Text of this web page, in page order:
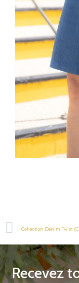
Recevez